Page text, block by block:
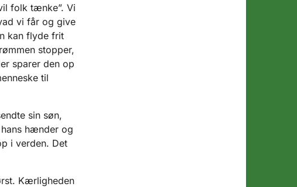
folk tænke”. Vi
vi får og give
kan flyde frit
stopper,
sparer den op
til
sin søn,
hænder og
i verden. Det
Kærligheden